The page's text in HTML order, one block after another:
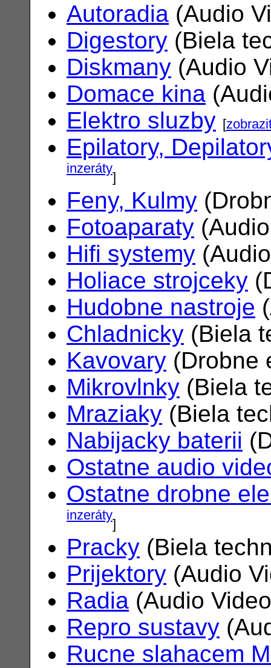
Autoradia (Audio
Digestory (Biela
Diskmany (Audio
Domace kina
Elektro sluzby [
Epilatory,
inzeráty]
Feny, Kulmy
Fotoaparaty
Hifi systemy
Holiace strojceky
Hudobne nastroje
Chladnicky (Biela
Kavovary (Drobne
Mikrovlnky (Biela
Mraziaky (Biela
Nabijacky baterii
Ostatne audio
Ostatne drobne
inzeráty]
Pracky (Biela
Prijektory (Audio
Radia (Audio
Repro sustavy
Rucne slahacem